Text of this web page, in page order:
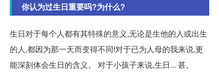
你认为过生日重要吗?为什么?
生日对于每个人都有其特殊的意义,无论是生他的人或出生
的人,都因为那一天而变得不同!对于已为人母的我来说,更
能深刻体会生日的含义。 对于小孩子来说,生日... 甚。